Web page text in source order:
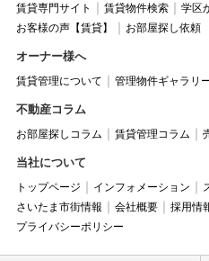
賃貸専門サイト 賃貸物件検索 学区
お客様の声【賃貸】
お部屋探し依頼
オーナー様へ
賃貸管理について 管理物件ギャラリ
不動産コラム
お部屋探しコラム 賃貸管理コラム
当社について
トップページ インフォメーション
さいたま市街情報
会社概要 採用情
プライバシーポリシー